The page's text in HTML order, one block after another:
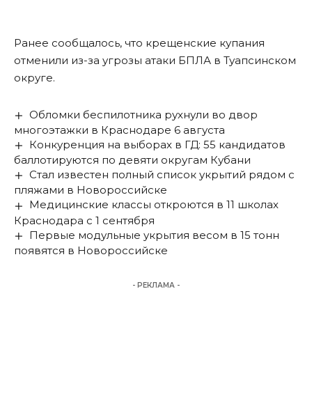
Ранее сообщалось, что крещенские купания
отменили из-за угрозы атаки БПЛА в Туапсинском
округе.
Обломки беспилотника рухнули во двор
многоэтажки в Краснодаре 6 августа
Конкуренция на выборах в ГД: 55 кандидатов
баллотируются по девяти округам Кубани
Стал известен полный список укрытий рядом с
пляжами в Новороссийске
Медицинские классы откроются в 11 школах
Краснодара с 1 сентября
Первые модульные укрытия весом в 15 тонн
появятся в Новороссийске
- РЕКЛАМА -